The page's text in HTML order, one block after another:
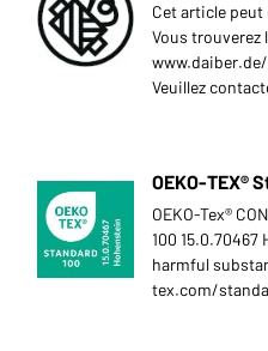
Cet article peut
Vous trouverez
Veuillez
OEKO-TEX®
OEKO-Tex®
100 15.0.70467
harmful
tex.com/